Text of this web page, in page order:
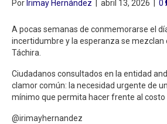
Por Irimay Hernández abril 13, 2026 0
A pocas semanas de conmemorarse el
incertidumbre y la esperanza se mezclan
Táchira.
Ciudadanos consultados en la entidad
clamor común: la necesidad urgente de
mínimo que permita hacer frente al costo
@irimayhernandez